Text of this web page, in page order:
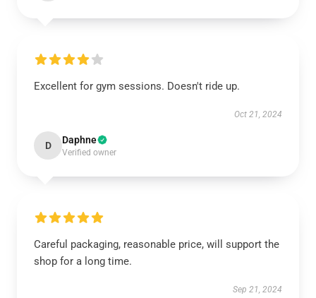
Excellent for gym sessions. Doesn't ride up.
Oct 21, 2024
D Daphne
Verified owner
Careful packaging, reasonable price, will support the
shop for a long time.
Sep 21, 2024